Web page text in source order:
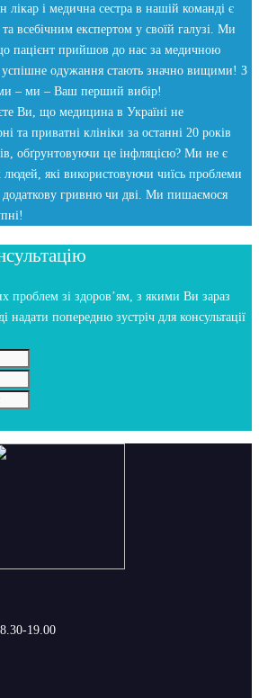
лікар і медична сестра в нашій команді є
всебічним експертом у своїй галузі. Ми
пацієнт прийшов до нас за медичною
одужання стають значно вищими! З
– ми – Ваш перший вибір!
Ви, що медицина в Україні не
та приватні клініки за останні 20 років
обґрунтовуючи це інфляцією? Ми не є
які використовуючи чиїсь проблеми
додаткову гривню чи дві. Ми пишаємося
проблем зі здоров’ям, з якими Ви зараз
надати попередню зустріч для консультації
19.00